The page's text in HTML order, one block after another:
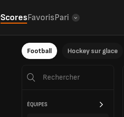
ScoresFavorisPari
Football Hockey sur glace
ÉQUIPES